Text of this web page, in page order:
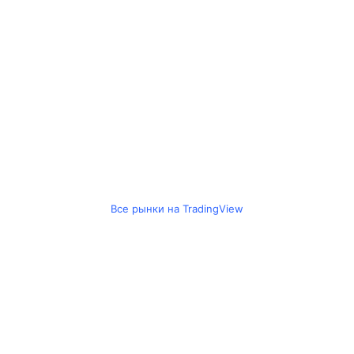
Все рынки на TradingView